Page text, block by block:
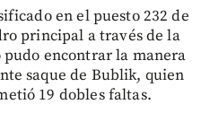
en el puesto 232 de
principal a través de la
encontrar la manera
saque de Bublik, quien
19 dobles faltas.